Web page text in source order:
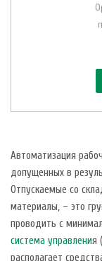
Автоматизация
допущенных в
Отпускаемые со
материалы, – это
проводить с
система управления
располагает